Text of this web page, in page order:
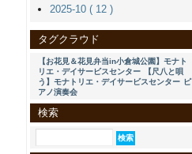
2025-10 ( 12 )
タグクラウド
【お花見＆花見弁当in小倉城公園】モナト
リエ・デイサービスセンター
【尺八と唄
う】モナトリエ・デイサービスセンター ピ
アノ演奏会
検索